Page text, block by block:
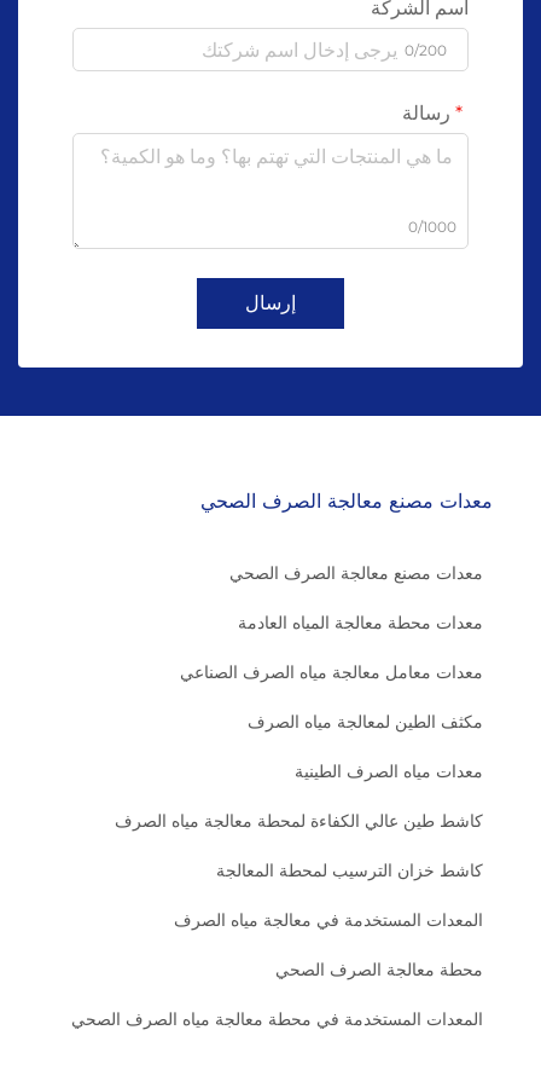
اسم الشركة
0/200
رسالة
0/1000
إرسال
معدات مصنع معالجة الصرف الصحي
معدات مصنع معالجة الصرف الصحي
معدات محطة معالجة المياه العادمة
معدات معامل معالجة مياه الصرف الصناعي
مكثف الطين لمعالجة مياه الصرف
معدات مياه الصرف الطينية
كاشط طين عالي الكفاءة لمحطة معالجة مياه الصرف
كاشط خزان الترسيب لمحطة المعالجة
المعدات المستخدمة في معالجة مياه الصرف
محطة معالجة الصرف الصحي
المعدات المستخدمة في محطة معالجة مياه الصرف الصحي